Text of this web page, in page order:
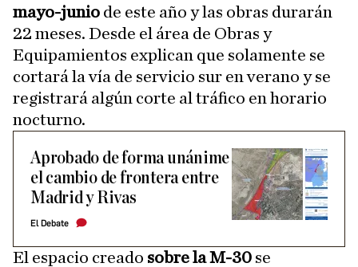
mayo-junio de este año y las obras durarán
22 meses. Desde el área de Obras y
Equipamientos explican que solamente se
cortará la vía de servicio sur en verano y se
registrará algún corte al tráfico en horario
nocturno.
Aprobado de forma unánime
el cambio de frontera entre
Madrid y Rivas
El Debate
El espacio creado sobre la M-30 se